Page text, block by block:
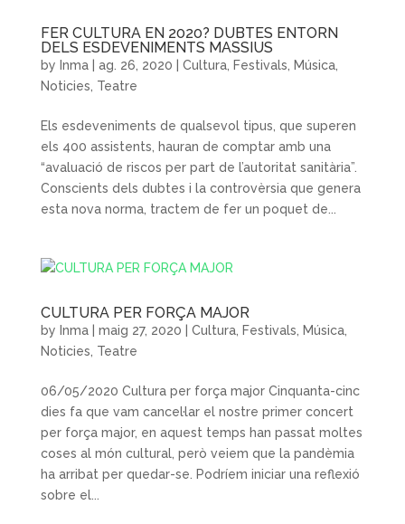
FER CULTURA EN 2020? DUBTES ENTORN
DELS ESDEVENIMENTS MASSIUS
by Inma| ag. 26, 2020 Cultura, Festivals Música,
Noticies Teatre
Els esdeveniments de qualsevol tipus, que superen
els 400 assistents, hauran de comptar amb una
“avaluació de riscos per part de l’autoritat sanitària”.
Conscients dels dubtes i la controvèrsia que genera
esta nova norma, tractem de fer un poquet de...
CULTURA PER FORÇA MAJOR
by Inma| maig 27, 2020 Cultura, Festivals Música,
Noticies Teatre
06/05/2020 Cultura per força major Cinquanta-cinc
dies fa que vam cancel·lar el nostre primer concert
per força major, en aquest temps han passat moltes
coses al món cultural, però veiem que la pandèmia
ha arribat per quedar-se. Podríem iniciar una reflexió
sobre el...